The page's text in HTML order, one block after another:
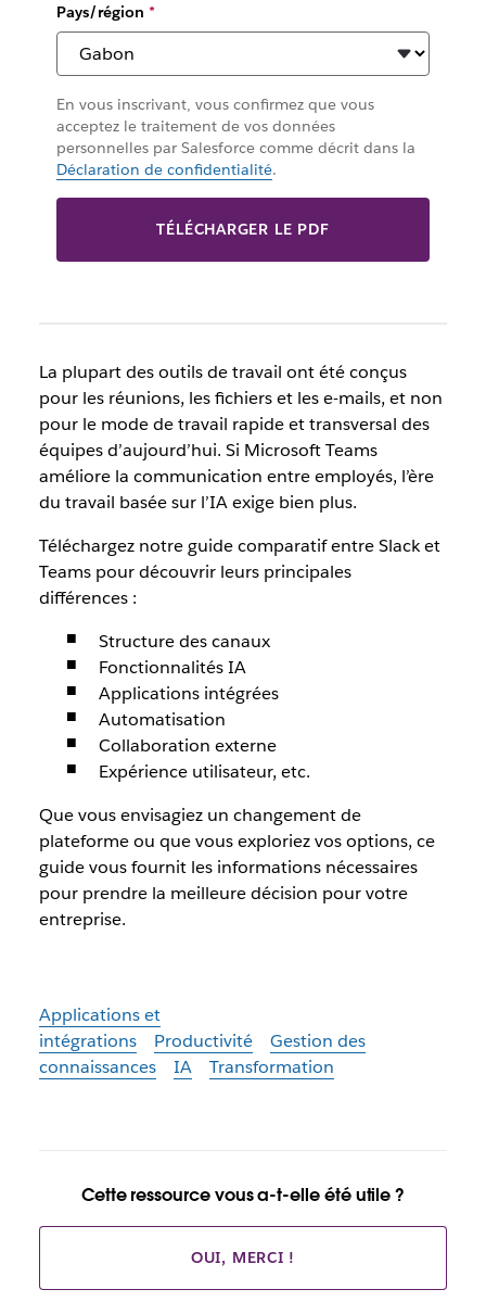
Pays/région *
En vous inscrivant, vous confirmez que vous
acceptez le traitement de vos données
personnelles par Salesforce comme décrit dans la
Déclaration de confidentialité.
TÉLÉCHARGER LE PDF
La plupart des outils de travail ont été conçus
pour les réunions, les fichiers et les e-mails, et non
pour le mode de travail rapide et transversal des
équipes d’aujourd’hui. Si Microsoft Teams
améliore la communication entre employés, l’ère
du travail basée sur l’IA exige bien plus.
Téléchargez notre guide comparatif entre Slack et
Teams pour découvrir leurs principales
différences :
Structure des canaux
Fonctionnalités IA
Applications intégrées
Automatisation
Collaboration externe
Expérience utilisateur, etc.
Que vous envisagiez un changement de
plateforme ou que vous exploriez vos options, ce
guide vous fournit les informations nécessaires
pour prendre la meilleure décision pour votre
entreprise.
Applications et
intégrations
Productivité
Gestion des
connaissances
IA Transformation
Cette ressource vous a-t-elle été utile ?
OUI, MERCI !